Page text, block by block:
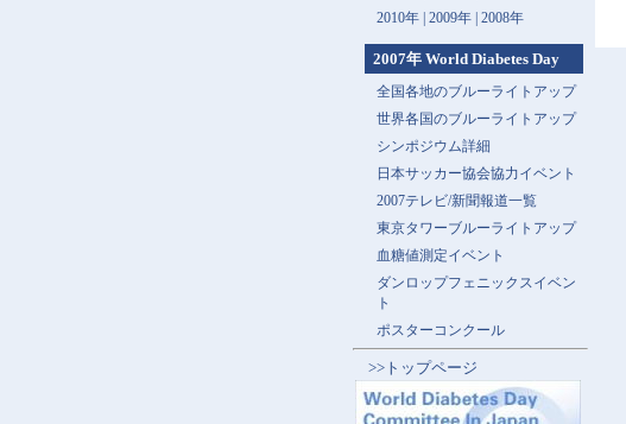
2010年 | 2009年 | 2008年
2007年 World Diabetes Day
全国各地のブルーライトアップ
世界各国のブルーライトアップ
シンポジウム詳細
日本サッカー協会協力イベント
2007テレビ/新聞報道一覧
東京タワーブルーライトアップ
血糖値測定イベント
ダンロップフェニックスイベン
ト
ポスターコンクール
>>トップページ